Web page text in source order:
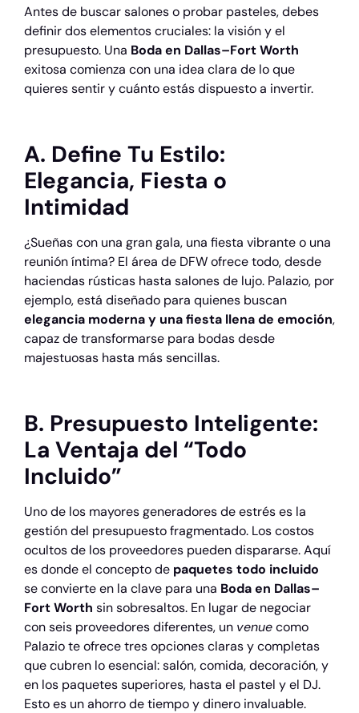
Antes de buscar salones o probar pasteles, debes
definir dos elementos cruciales: la visión y el
presupuesto. Una Boda en Dallas–Fort Worth
exitosa comienza con una idea clara de lo que
quieres sentir y cuánto estás dispuesto a invertir.
A. Define Tu Estilo:
Elegancia, Fiesta o
Intimidad
¿Sueñas con una gran gala, una fiesta vibrante o una
reunión íntima? El área de DFW ofrece todo, desde
haciendas rústicas hasta salones de lujo. Palazio, por
ejemplo, está diseñado para quienes buscan
elegancia moderna y una fiesta llena de emoción,
capaz de transformarse para bodas desde
majestuosas hasta más sencillas.
B. Presupuesto Inteligente:
La Ventaja del “Todo
Incluido”
Uno de los mayores generadores de estrés es la
gestión del presupuesto fragmentado. Los costos
ocultos de los proveedores pueden dispararse. Aquí
es donde el concepto de paquetes todo incluido
se convierte en la clave para una Boda en Dallas–
Fort Worth sin sobresaltos. En lugar de negociar
con seis proveedores diferentes, un venuecomo
Palazio te ofrece tres opciones claras y completas
que cubren lo esencial: salón, comida, decoración, y
en los paquetes superiores, hasta el pastel y el DJ.
Esto es un ahorro de tiempo y dinero invaluable.